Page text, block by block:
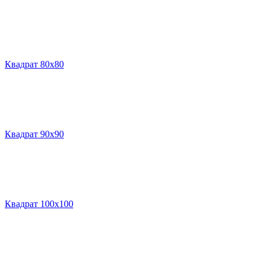
Квадрат 80х80
Квадрат 90х90
Квадрат 100х100